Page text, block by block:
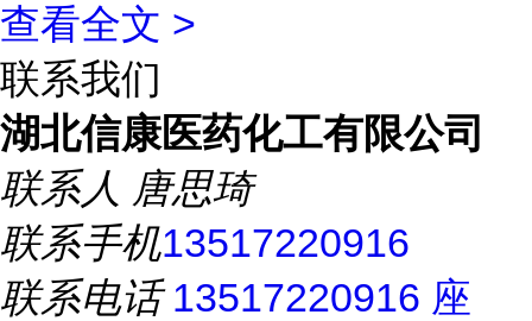
查看全文 >
联系我们
湖北信康医药化工有限公司
联系人 唐思琦
联系手机13517220916
联系电话13517220916 座